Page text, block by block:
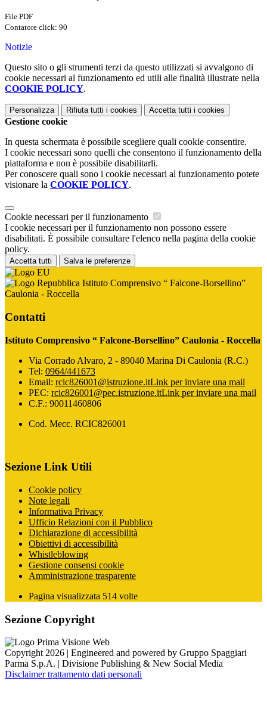
File PDF
Contatore click: 90
Notizie
Questo sito o gli strumenti terzi da questo utilizzati si avvalgono di
cookie necessari al funzionamento ed utili alle finalità illustrate nella
COOKIE POLICY.
Personalizza Rifiuta tutti i cookies Accetta tutti i cookies
Gestione cookie
In questa schermata è possibile scegliere quali cookie consentire.
I cookie necessari sono quelli che consentono il funzionamento della
piattaforma e non è possibile disabilitarli.
Per conoscere quali sono i cookie necessari al funzionamento potete
visionare la COOKIE POLICY.
Cookie necessari per il funzionamento
I cookie necessari per il funzionamento non possono essere
disabilitati. È possibile consultare l'elenco nella pagina della cookie
policy.
Accetta tutti Salva le preferenze
Istituto Comprensivo “ Falcone-Borsellino”
Caulonia - Roccella
Contatti
Istituto Comprensivo “ Falcone-Borsellino” Caulonia - Roccella
Via Corrado Alvaro, 2 - 89040 Marina Di Caulonia (R.C.)
Tel: 0964/441673
Email: rcic826001@istruzione.itLink per inviare una mail
PEC: rcic826001@pec.istruzione.itLink per inviare una mail
C.F.: 90011460806
Cod. Mecc. RCIC826001
Sezione Link Utili
Cookie policy
Note legali
Informativa Privacy
Ufficio Relazioni con il Pubblico
Dichiarazione di accessibilità
Obiettivi di accessibilità
Whistleblowing
Gestione consensi cookie
Amministrazione trasparente
Pagina visualizzata 514 volte
Sezione Copyright
Copyright 2026 | Engineered and powered by Gruppo Spaggiari
Parma S.p.A. | Divisione Publishing & New Social Media
Disclaimer trattamento dati personali